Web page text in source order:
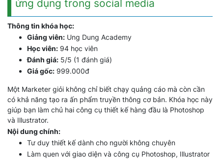
ứng dụng trong social media
Thông tin khóa học:
Giảng viên: Ung Dung Academy
Học viên: 94 học viên
Đánh giá: 5/5 (1 đánh giá)
Giá gốc: 999.000đ
Một Marketer giỏi không chỉ biết chạy quảng cáo mà còn cần
có khả năng tạo ra ấn phẩm truyền thông cơ bản. Khóa học này
giúp bạn làm chủ hai công cụ thiết kế hàng đầu là Photoshop
và Illustrator.
Nội dung chính:
Tư duy thiết kế dành cho người không chuyên
Làm quen với giao diện và công cụ Photoshop, Illustrator